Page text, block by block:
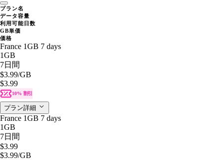
プラン名
データ容量
利用可能日数
GB単価
価格
France 1GB 7 days
1GB
7日間
$3.99/GB
$3.99
10% 割引
プラン詳細
France 1GB 7 days
1GB
7日間
$3.99
$3.99/GB